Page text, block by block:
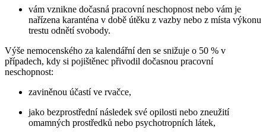
vám vznikne dočasná pracovní neschopnost nebo vám je
nařízena karanténa v době útěku z vazby nebo z místa výkonu
trestu odnětí svobody.
Výše nemocenského za kalendářní den se snižuje o 50 % v
případech, kdy si pojištěnec přivodil dočasnou pracovní
neschopnost:
zaviněnou účastí ve rvačce,
jako bezprostřední následek své opilosti nebo zneužití
omamných prostředků nebo psychotropních látek,